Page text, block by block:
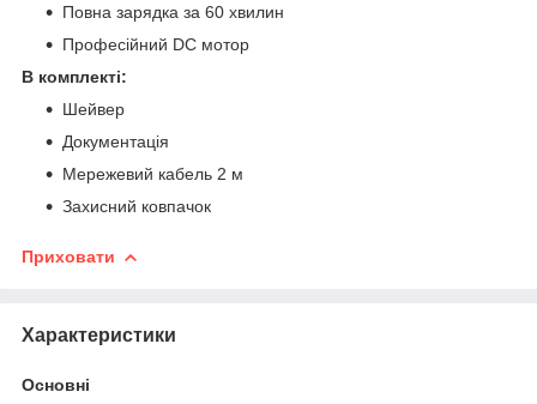
Повна зарядка за 60 хвилин
Професійний DC мотор
В комплекті:
Шейвер
Документація
Мережевий кабель 2 м
Захисний ковпачок
Приховати
Характеристики
Основні